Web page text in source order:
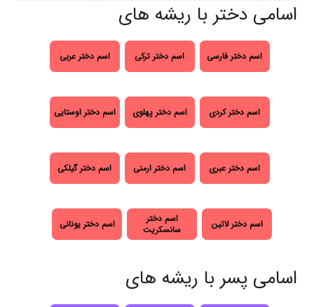
اسامی دختر با ریشه های
اسم دختر فارسی اسم دختر ترکی اسم دختر عربی
اسم دختر کردی اسم دختر پهلوی اسم دختر اوستایی
اسم دختر عبری اسم دختر ارمنی اسم دختر گیلکی
اسم دختر لاتین
اسم دختر
سانسکریت
اسم دختر یونانی
اسامی پسر با ریشه های